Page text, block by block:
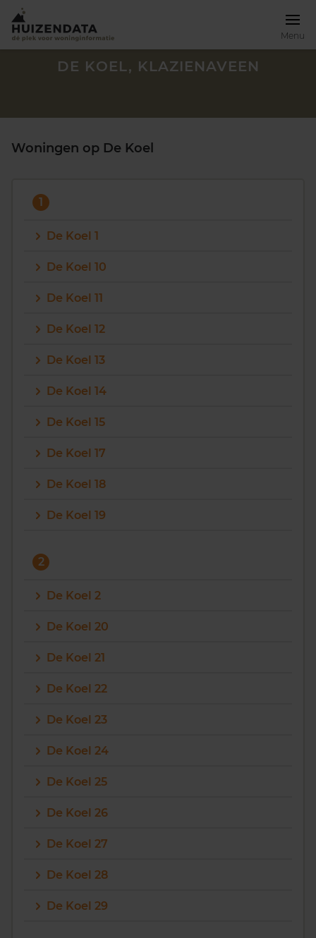
Menu
Maandag t/m vrijdag - 08:00 -18:00
DE KOEL, KLAZIENAVEEN
Woningen op De Koel
1
De Koel 1
De Koel 10
De Koel 11
De Koel 12
De Koel 13
De Koel 14
De Koel 15
De Koel 17
De Koel 18
De Koel 19
2
De Koel 2
De Koel 20
De Koel 21
De Koel 22
De Koel 23
De Koel 24
De Koel 25
De Koel 26
De Koel 27
De Koel 28
De Koel 29